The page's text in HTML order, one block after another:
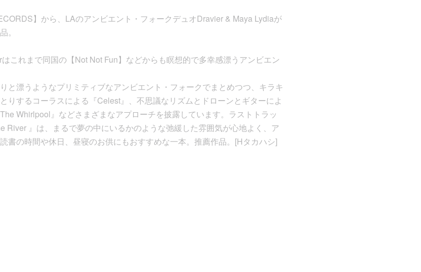
】から、LAのアンビエント・フォークデュオDravier & Maya Lydiaが
。
これまで同国の【Not Not Fun】などからも瞑想的で多幸感漂うアンビエン
と漂うようなプリミティブなアンビエント・フォークでまとめつつ、キラキ
りするコーラスによる『Celest』、不思議なリズムとドローンとギターによ
Whirlpool』などさまざまなアプローチを披露しています。ラストトラッ
River 』は、まるで夢の中にいるかのような弛緩した雰囲気が心地よく、ア
書の時間や休日、昼寝のお供にもおすすめな一本。推薦作品。[Hタカハシ]